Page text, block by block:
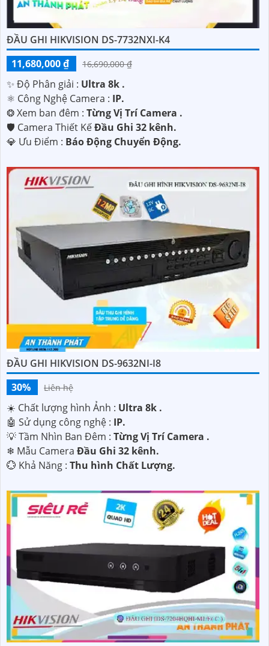
ĐẦU GHI HIKVISION DS-7732NXI-K4
11,680,000 ₫
16,690,000 ₫
✨ Độ Phân giải : Ultra 8k .
⚛️ Công Nghệ Camera : IP.
❂ Xem ban đêm : Từng Vị Trí Camera .
🛡 Camera Thiết KếĐầu Ghi 32 kênh.
️💎 Ưu Điểm : Báo Động Chuyển Động.
ĐẦU GHI HIKVISION DS-9632NI-I8
30%
Liên hệ
☀️ Chất lượng hình Ảnh : Ultra 8k .
🤖️ Sử dụng công nghệ : IP.
💡 Tầm Nhìn Ban Đêm : Từng Vị Trí Camera .
❄ Mẫu Camera Đầu Ghi 32 kênh.
️💮 Khả Năng : Thu hình Chất Lượng.